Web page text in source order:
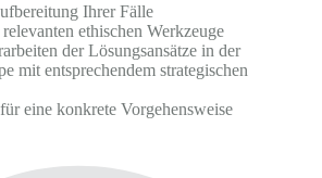
Ihrer Fälle
ethischen Werkzeuge
der Lösungsansätze in der
mit entsprechendem strategischen
eine konkrete Vorgehensweise